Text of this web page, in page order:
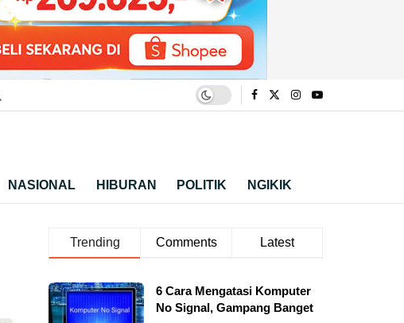
NASIONAL HIBURAN POLITIK NGIKIK
Trending Comments Latest
6 Cara Mengatasi Komputer
No Signal, Gampang Banget